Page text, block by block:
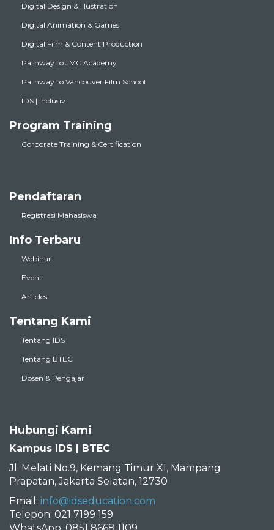
Digital Design & Illustration
Digital Animation & Games
Digital Film & Content Production
Pathway to JMC Academy
Pathway to Vancouver Film School
IDS | inclusiv
Program Training
Corporate Training & Certification
Pendaftaran
Registrasi Mahasiswa
Info Terbaru
Webinar
Event
Articles
Tentang Kami
Tentang IDS
Tentang BTEC
Dosen & Pengajar
Hubungi Kami
Kampus IDS | BTEC
Jl. Melati No.9, Kemang Timur XI, Mampang
Prapatan, Jakarta Selatan, 12730
Email: info@idseducation.com
Telepon: 021 7199 159
WhatsApp: 0851 8668 1109